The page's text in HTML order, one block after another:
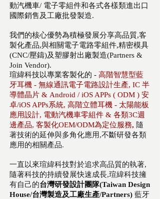
動汽機車/ 電子零組件和各式各樣類進出口
國際銷售及工廠批發製造.
我們的核心優勢為積極發展分享高品質,客
製化產品,與相關電子電路零組件,精密模具
(CNC/壓鑄)及塑膠射出廠製造(Partners &
Join Vendor).
​瑄緯科技以專業客製化的 - 高階智慧型藍
牙耳機 - 無線通訊電子電路設計生產, IC 半
導體晶片 & Android / iOS APPs ( ODM ) 安
卓/iOS APPs系統, 高階立體耳機 - 太陽能板
應用設計, 電動汽機車零組件 & 各類3C週
邊產品, 客製化OEM/ODM為定位服務, 隨
著技術的延伸與多角化應用,不斷研發各類
應用的相關產品.
一直以來瑄緯科技對於追求高品質的執著,
隨著科技的持續發展快速成長,瑄緯科技擁
有自己的台灣研發設計團隊(Taiwan Design
House/台灣製造及工廠生產/Partners) 藍牙